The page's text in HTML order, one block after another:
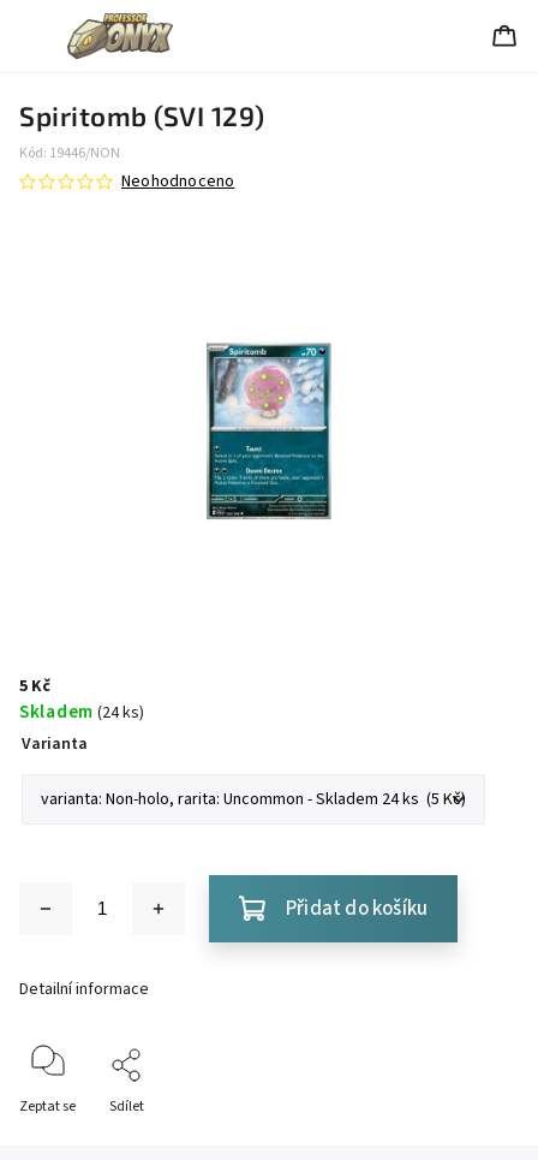
Spiritomb (SVI 129)
Kód: 19446/NON
Neohodnoceno
5 Kč
Skladem (24 ks)
Varianta
Přidat do košíku
Detailní informace
Zeptat se Sdílet